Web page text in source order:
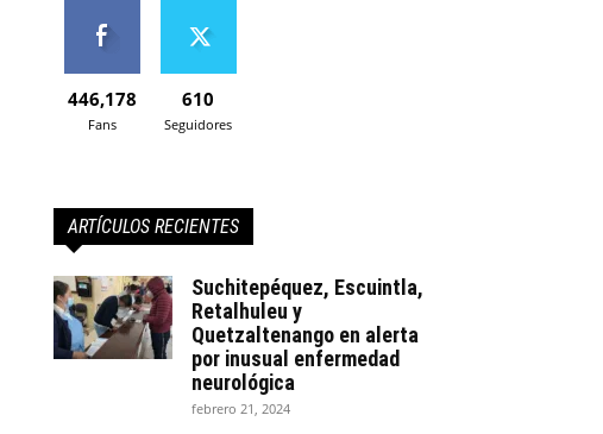
446,178
Fans
610
Seguidores
ARTÍCULOS RECIENTES
Suchitepéquez, Escuintla,
Retalhuleu y
Quetzaltenango en alerta
por inusual enfermedad
neurológica
febrero 21, 2024